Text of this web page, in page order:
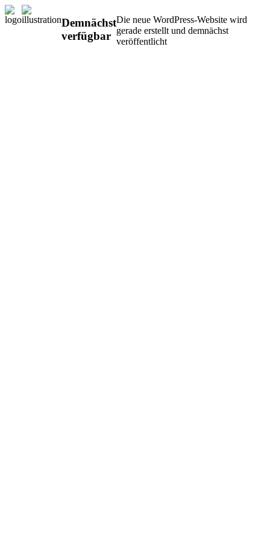
Demnächst
verfügbar
Die neue WordPress-Website wird
gerade erstellt und demnächst
veröffentlicht